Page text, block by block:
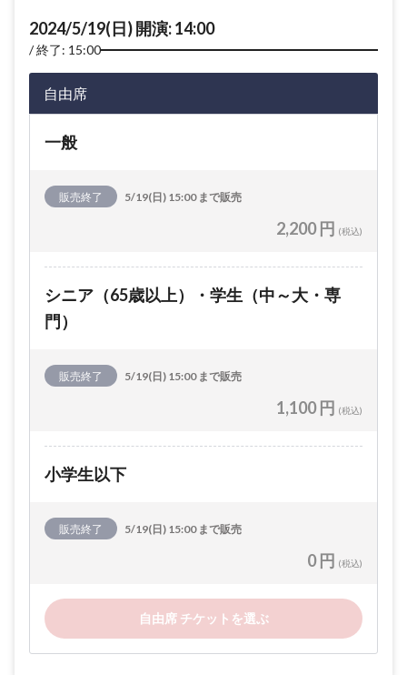
2024/5/19(日) 開演: 14:00
終了: 15:00
自由席
一般
販売終了 5/19(日) 15:00 まで販売
2,200 円 (税込)
シニア（65歳以上）・学生（中～大・専
門）
販売終了 5/19(日) 15:00 まで販売
1,100 円 (税込)
小学生以下
販売終了 5/19(日) 15:00 まで販売
0 円 (税込)
自由席 チケットを選ぶ